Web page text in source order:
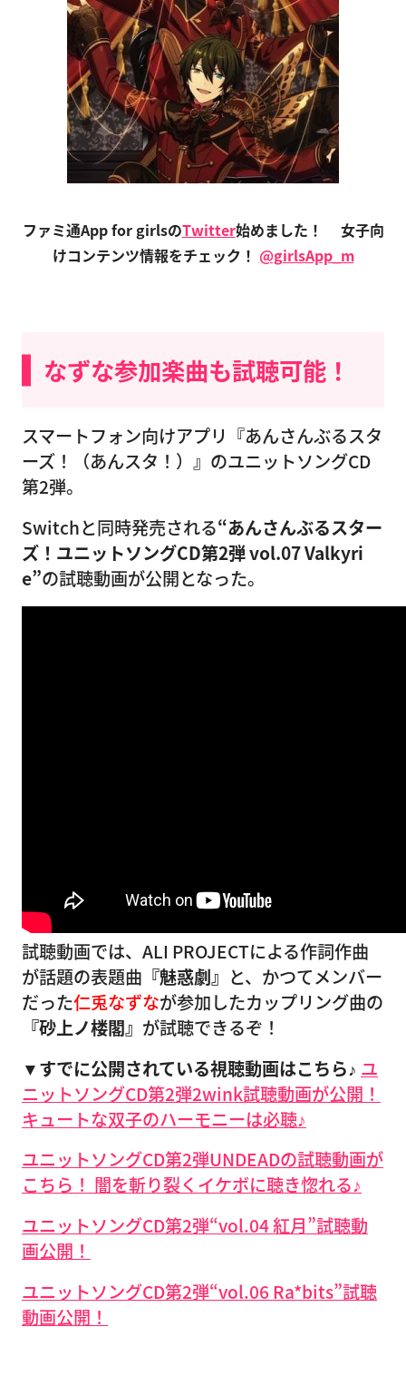
ファミ通App for girlsのTwitter始めました！
女子向
けコンテンツ情報をチェック！ @girlsApp_m
なずな参加楽曲も試聴可能！
スマートフォン向けアプリ『あんさんぶるスタ
ーズ！（あんスタ！）』のユニットソングCD
第2弾。
Switchと同時発売される“あんさんぶるスター
ズ！ユニットソングCD第2弾 vol.07 Valkyri
e”の試聴動画が公開となった。
試聴動画では、ALI PROJECTによる作詞作曲
が話題の表題曲 『魅惑劇』 と、かつてメンバー
だった仁兎なずなが参加したカップリング曲の
『砂上ノ楼閣』 が試聴できるぞ！
▼すでに公開されている視聴動画はこちら♪ ユ
ニットソングCD第2弾2wink試聴動画が公開！
キュートな双子のハーモニーは必聴♪
ユニットソングCD第2弾UNDEADの試聴動画が
こちら！ 闇を斬り裂くイケボに聴き惚れる♪
ユニットソングCD第2弾“vol.04 紅月”試聴動
画公開！
ユニットソングCD第2弾“vol.06 Ra*bits”試聴
動画公開！